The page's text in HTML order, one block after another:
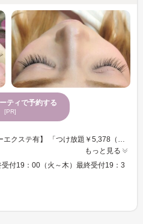
ティで予約する
[PR]
【JR千里丘駅 徒歩2分】【カラーエクステ有】 「つけ放題￥5,378（ご新規様）」「100本￥5,400」！国産抗菌セーブルエクステ,国産グルー使用☆ アンビアンスの抗菌セーブルエクステは特許を取得している高品質エクステ♪さらに使用しているエクステ・グルーは全て国産品☆ 経験豊富な凄腕アイデザイナーが毎回施術☆ 仕上がりとモチの良さはもちろん、丁寧×スピーディーな施術が他店の違い！さらに美容室併設サロンだから流行には敏感にキャッチ！ 一重まぶた・奥二重の方も、瞳の形に合わせてデザインします！ 流行りのデザインや長さ～ナチュラル派やしっかりボリューム派の方まで、満足できるイチオシサロン☆ ワンランク上の上質サロンが千里丘駅近にアリ☆敏感肌・エクステに不安を抱えている方必見のマツエクサロンです！
もっと見る
付19：00（火～木）最終受付19：3